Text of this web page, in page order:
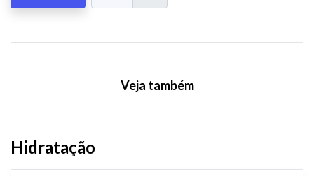
Veja também
Hidratação